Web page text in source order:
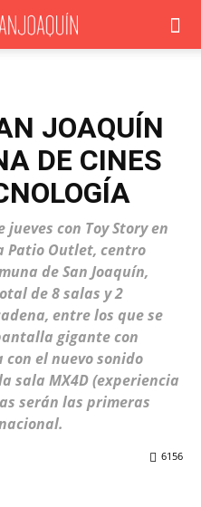
JOAQUÍN
DE CINES
con Toy Story en
Patio Outlet, centro
de San Joaquín,
de 8 salas y 2
entre los que se
gigante con
el nuevo sonido
sala MX4D (experiencia
serán las primeras
6156